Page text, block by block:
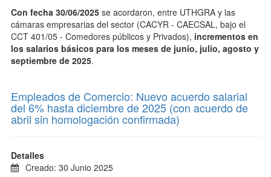
Con fecha 30/06/2025 se acordaron, entre UTHGRA y las
cámaras empresarias del sector (CACYR - CAECSAL, bajo el
CCT 401/05 - Comedores públicos y Privados), incrementos en
los salarios básicos para los meses de junio, julio, agosto y
septiembre de 2025.
Empleados de Comercio: Nuevo acuerdo salarial
del 6% hasta diciembre de 2025 (con acuerdo de
abril sin homologación confirmada)
Detalles
Creado: 30 Junio 2025